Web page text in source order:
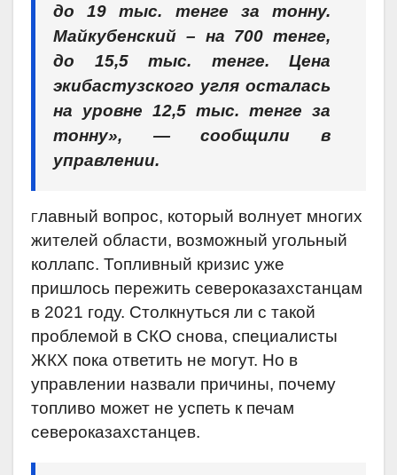
до 19 тыс. тенге за тонну.
Майкубенский – на 700 тенге,
до 15,5 тыс. тенге. Цена
экибастузского угля осталась
на уровне 12,5 тыс. тенге за
тонну», — сообщили в
управлении.
Главный вопрос, который волнует многих
жителей области, возможный угольный
коллапс. Топливный кризис уже
пришлось пережить североказахстанцам
в 2021 году. Столкнуться ли с такой
проблемой в СКО снова, специалисты
ЖКХ пока ответить не могут. Но в
управлении назвали причины, почему
топливо может не успеть к печам
североказахстанцев.